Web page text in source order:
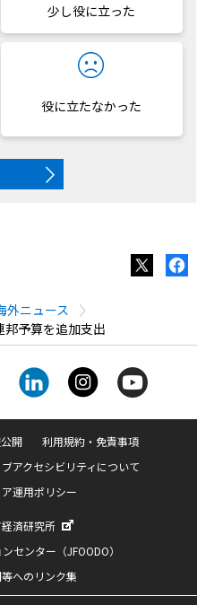
少し役に立った
役に立たなかった
外ニュース
予算を追加支出
開
利用規約・免責事項
ブアクセシビリティについて
運用ポリシー
済研究所
センター（JFOODO）
へのリンク集